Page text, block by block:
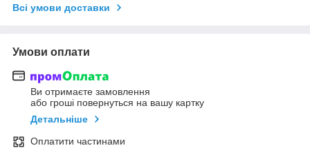
Всі умови доставки
Умови оплати
Ви отримаєте замовлення
або гроші повернуться на вашу картку
Детальніше
Оплатити частинами